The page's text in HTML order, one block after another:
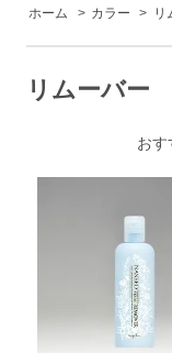
ホーム > カラー > リ
リムーバー
おす